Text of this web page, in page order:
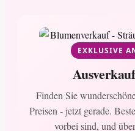
EXKLUSIVE
Finden Sie
Preisen - jetzt gerade.
vorbei sind, und